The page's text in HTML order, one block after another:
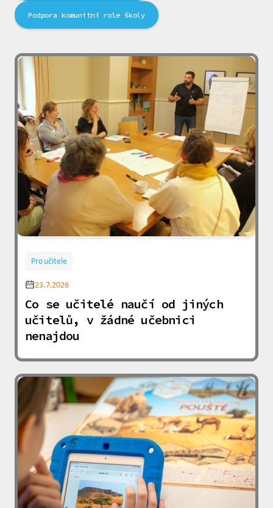
Podpora komunitní role školy
Pro učitele
23.7.2026
Co se učitelé naučí od jiných
učitelů, v žádné učebnici
nenajdou